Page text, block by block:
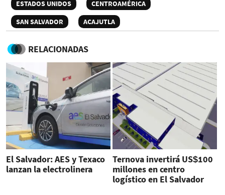
ESTADOS UNIDOS
CENTROAMÉRICA
SAN SALVADOR
ACAJUTLA
RELACIONADAS
El Salvador: AES y Texaco
lanzan la electrolinera
Ternova invertirá US$100
millones en centro
logístico en El Salvador